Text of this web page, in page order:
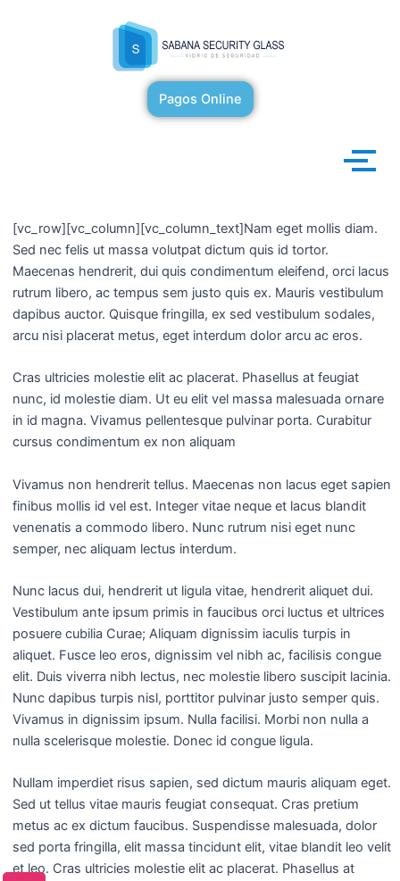
Pagos Online
[vc_row][vc_column][vc_column_text]Nam eget mollis diam.
Sed nec felis ut massa volutpat dictum quis id tortor.
Maecenas hendrerit, dui quis condimentum eleifend, orci lacus
rutrum libero, ac tempus sem justo quis ex. Mauris vestibulum
dapibus auctor. Quisque fringilla, ex sed vestibulum sodales,
arcu nisi placerat metus, eget interdum dolor arcu ac eros.
Cras ultricies molestie elit ac placerat. Phasellus at feugiat
nunc, id molestie diam. Ut eu elit vel massa malesuada ornare
in id magna. Vivamus pellentesque pulvinar porta. Curabitur
cursus condimentum ex non aliquam
Vivamus non hendrerit tellus. Maecenas non lacus eget sapien
finibus mollis id vel est. Integer vitae neque et lacus blandit
venenatis a commodo libero. Nunc rutrum nisi eget nunc
semper, nec aliquam lectus interdum.
Nunc lacus dui, hendrerit ut ligula vitae, hendrerit aliquet dui.
Vestibulum ante ipsum primis in faucibus orci luctus et ultrices
posuere cubilia Curae; Aliquam dignissim iaculis turpis in
aliquet. Fusce leo eros, dignissim vel nibh ac, facilisis congue
elit. Duis viverra nibh lectus, nec molestie libero suscipit lacinia.
Nunc dapibus turpis nisl, porttitor pulvinar justo semper quis.
Vivamus in dignissim ipsum. Nulla facilisi. Morbi non nulla a
nulla scelerisque molestie. Donec id congue ligula.
Nullam imperdiet risus sapien, sed dictum mauris aliquam eget.
Sed ut tellus vitae mauris feugiat consequat. Cras pretium
metus ac ex dictum faucibus. Suspendisse malesuada, dolor
sed porta fringilla, elit massa tincidunt elit, vitae blandit leo velit
et leo. Cras ultricies molestie elit ac placerat. Phasellus at